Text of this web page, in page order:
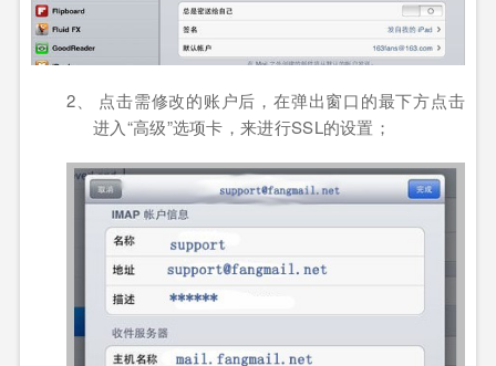
2、 点击需修改的账户后，在弹出窗口的最下方点击
进入“高级”选项卡，来进行SSL的设置；